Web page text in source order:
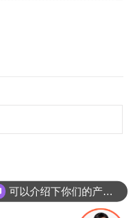
可以介绍下你们的产品么
你们是怎么收费的呢